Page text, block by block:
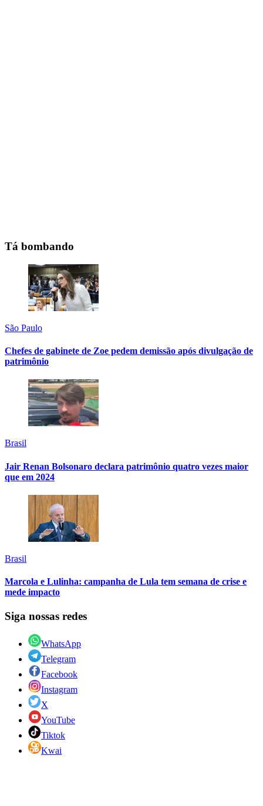
Tá bombando
São Paulo
Chefes de gabinete de Zoe pedem demissão após divulgação de
patrimônio
Brasil
Jair Renan Bolsonaro declara patrimônio quatro vezes maior
que em 2024
Brasil
Marcola e Lulinha: campanha de Lula tem semana de crise e
mede impacto
Siga nossas redes
WhatsApp
Telegram
Facebook
Instagram
X
YouTube
Tiktok
Kwai